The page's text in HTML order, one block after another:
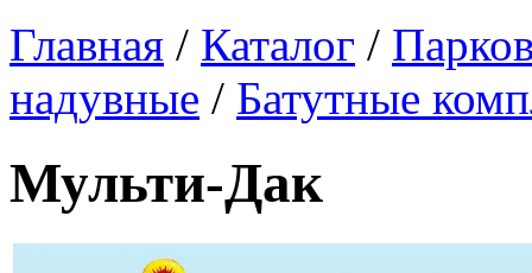
Главная / Каталог /
надувные / Батутные
Мульти-Дак